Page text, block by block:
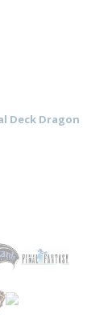
Deck Dragon